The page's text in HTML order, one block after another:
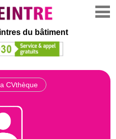
du bâtiment
CVthèque